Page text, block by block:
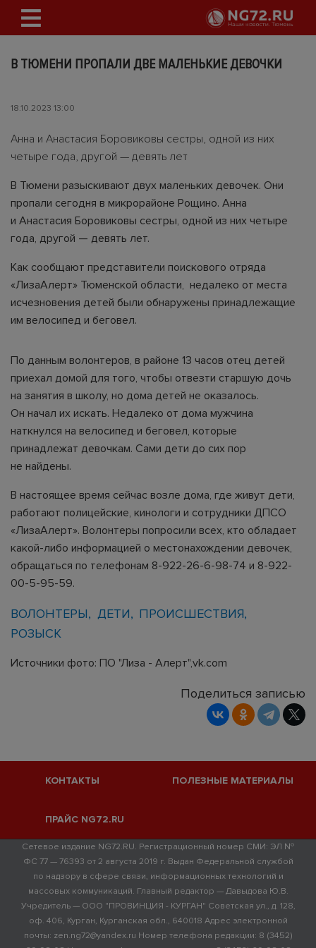
В ТЮМЕНИ ПРОПАЛИ ДВЕ МАЛЕНЬКИЕ ДЕВОЧКИ
18.10.2023 13:00
Анна и Анастасия Боровиковы сестры, одной из них
четыре года, другой — девять лет
В Тюмени разыскивают двух маленьких девочек. Они
пропали сегодня в микрорайоне Рощино. Анна
и Анастасия Боровиковы сестры, одной из них четыре
года, другой — девять лет.
Как сообщают представители поискового отряда
«ЛизаАлерт» Тюменской области, недалеко от места
исчезновения детей были обнаружены принадлежащие
им велосипед и беговел.
По данным волонтеров, в районе 13 часов отец детей
приехал домой для того, чтобы отвезти старшую дочь
на занятия в школу, но дома детей не оказалось.
Он начал их искать. Недалеко от дома мужчина
наткнулся на велосипед и беговел, которые
принадлежат девочкам. Сами дети до сих пор
не найдены.
В настоящее время сейчас возле дома, где живут дети,
работают полицейские, кинологи и сотрудники ДПСО
«ЛизаАлерт». Волонтеры попросили всех, кто обладает
какой-либо информацией о местонахождении девочек,
обращаться по телефонам 8-922-26-6-98-74 и 8-922-
00-5-95-59.
ВОЛОНТЕРЫ ДЕТИ
ПРОИСШЕСТВИЯ
РОЗЫСК
Источники фото: ПО "Лиза - Алерт",vk.com
Поделиться записью
КОНТАКТЫ ПОЛЕЗНЫЕ МАТЕРИАЛЫ
ПРАЙС NG72.RU
Сетевое издание NG72.RU. Регистрационный номер СМИ: ЭЛ №
ФС 77 — 76393 от 2 августа 2019 г. Выдан Федеральной службой
по надзору в сфере связи, информационных технологий и
массовых коммуникаций. Главный редактор — Давыдова Ю.В.
Учредитель — ООО "ПРОВИНЦИЯ - КУРГАН" Советская ул., д. 128,
оф. 406, Курган, Курганская обл., 640018 Адрес электронной
почты: zen.ng72@yandex.ru Номер телефона редакции: 8 (3452)